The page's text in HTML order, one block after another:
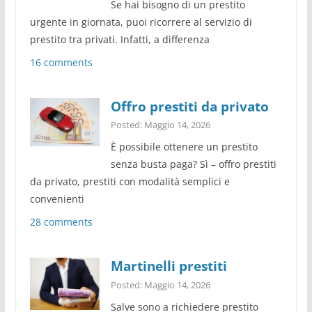
Se hai bisogno di un prestito
urgente in giornata, puoi ricorrere al servizio di
prestito tra privati. Infatti, a differenza
16 comments
Offro prestiti da privato
Posted: Maggio 14, 2026
È possibile ottenere un prestito
senza busta paga? Sì – offro prestiti
da privato, prestiti con modalità semplici e
convenienti
28 comments
Martinelli prestiti
Posted: Maggio 14, 2026
Salve sono a richiedere prestito